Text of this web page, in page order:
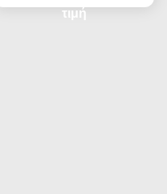
τιμή